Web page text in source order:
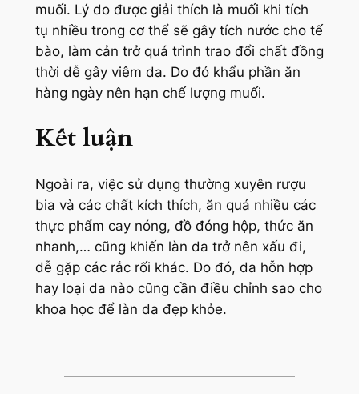
muối. Lý do được giải thích là muối khi tích
tụ nhiều trong cơ thể sẽ gây tích nước cho tế
bào, làm cản trở quá trình trao đổi chất đồng
thời dễ gây viêm da. Do đó khẩu phần ăn
hàng ngày nên hạn chế lượng muối.
Kết luận
Ngoài ra, việc sử dụng thường xuyên rượu
bia và các chất kích thích, ăn quá nhiều các
thực phẩm cay nóng, đồ đóng hộp, thức ăn
nhanh,… cũng khiến làn da trở nên xấu đi,
dễ gặp các rắc rối khác. Do đó, da hỗn hợp
hay loại da nào cũng cần điều chỉnh sao cho
khoa học để làn da đẹp khỏe.